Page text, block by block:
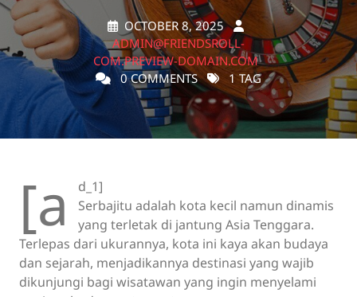
OCTOBER 8, 2025
ADMIN@FRIENDSROLL-
COM.PREVIEW-DOMAIN.COM
0 COMMENTS
1 TAG
[a
d_1]
Serbajitu adalah kota kecil namun dinamis
yang terletak di jantung Asia Tenggara.
Terlepas dari ukurannya, kota ini kaya akan budaya
dan sejarah, menjadikannya destinasi yang wajib
dikunjungi bagi wisatawan yang ingin menyelami